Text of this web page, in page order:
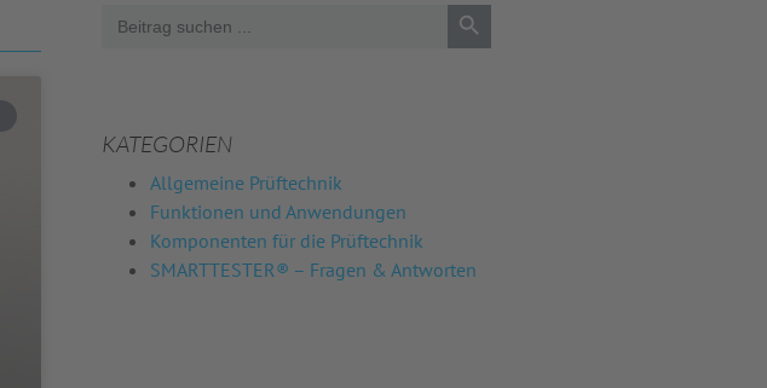
for:
KATEGORIEN
Allgemeine Prüftechnik
Funktionen und Anwendungen
Komponenten für die Prüftechnik
SMARTTESTER® – Fragen & Antworten